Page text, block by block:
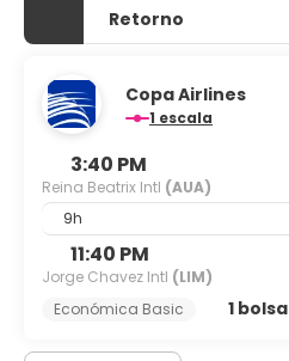
Retorno
Copa Airlines
1 escala
3:40 PM
Reina Beatrix Intl (AUA)
9h
11:40 PM
Jorge Chavez Intl (LIM)
Económica Basic
1 bolsa